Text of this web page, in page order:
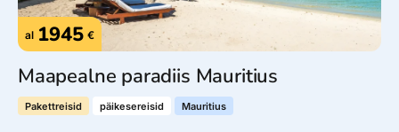
al 1945 €
Maapealne paradiis Mauritius
Pakettreisid päikesereisid Mauritius